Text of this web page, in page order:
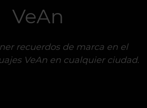
VeAn
VeAn
recuerdos de marca en el
VeAn en cualquier ciudad.
VeAn
VeAn
VeAn
VeAn
VeAn
VeAn
VeAn
VeAn
VeAn